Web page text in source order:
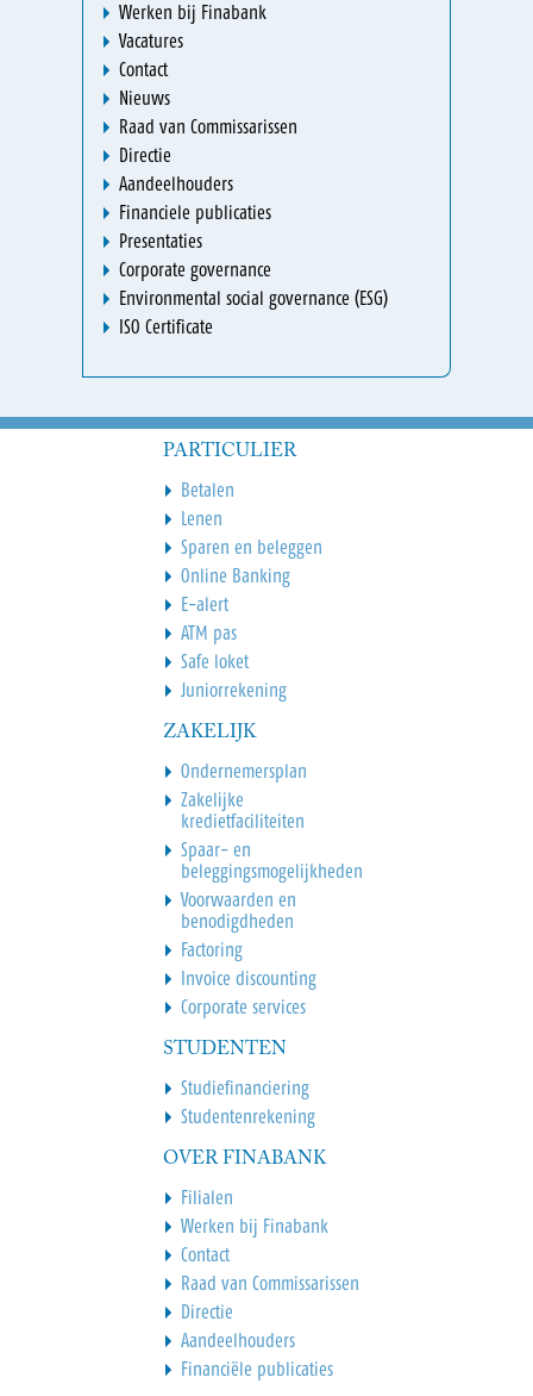
Werken bij Finabank
Vacatures
Contact
Nieuws
Raad van Commissarissen
Directie
Aandeelhouders
Financiele publicaties
Presentaties
Corporate governance
Environmental social governance (ESG)
ISO Certificate
PARTICULIER
Betalen
Lenen
Sparen en beleggen
Online Banking
E-alert
ATM pas
Safe loket
Juniorrekening
ZAKELIJK
Ondernemersplan
Zakelijke
kredietfaciliteiten
Spaar- en
beleggingsmogelijkheden
Voorwaarden en
benodigdheden
Factoring
Invoice discounting
Corporate services
STUDENTEN
Studiefinanciering
Studentenrekening
OVER FINABANK
Filialen
Werken bij Finabank
Contact
Raad van Commissarissen
Directie
Aandeelhouders
Financiële publicaties